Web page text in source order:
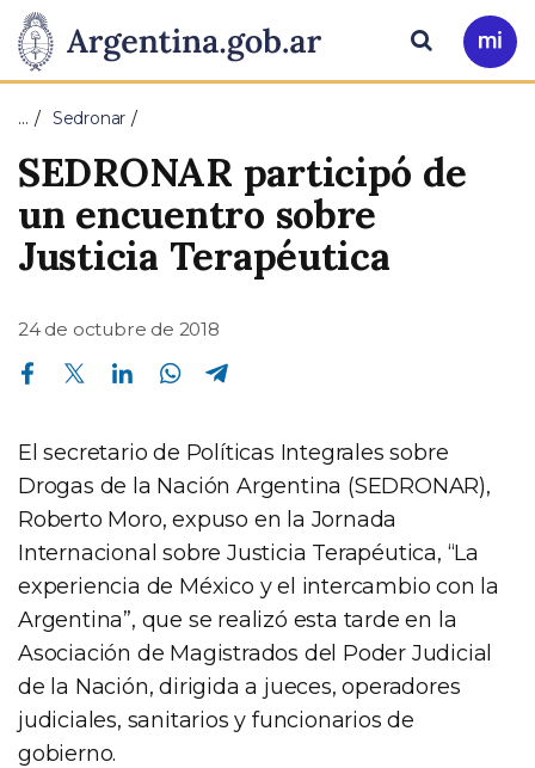
Presidencia
de
la
Nación
Pasar al contenido principal
Ir
a
Buscar
… Sedronar
SEDRONAR participó de
un encuentro sobre
Justicia Terapéutica
24 de octubre de 2018
Compartir en Facebook Compartir en Twitter Compartir en Linkedin Compartir en Whatsapp
El secretario de Políticas Integrales sobre
Drogas de la Nación Argentina (SEDRONAR),
Roberto Moro, expuso en la Jornada
Internacional sobre Justicia Terapéutica, “La
experiencia de México y el intercambio con la
Argentina”, que se realizó esta tarde en la
Asociación de Magistrados del Poder Judicial
de la Nación, dirigida a jueces, operadores
judiciales, sanitarios y funcionarios de
gobierno.